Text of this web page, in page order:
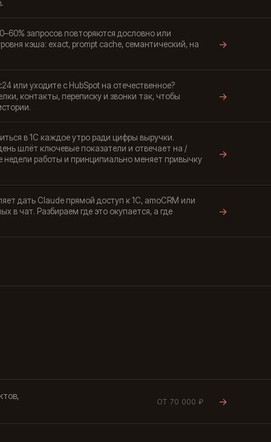
запросов повторяются дословно или
кэша: exact, prompt cache, семантический, на
→
или уходите с HubSpot на отечественное?
контакты, переписку и звонки так, чтобы
→
в 1С каждое утро ради цифры выручки.
шлёт ключевые показатели и отвечает на /
недели работы и принципиально меняет привычку
→
дать Claude прямой доступ к 1С, amoCRM или
в чат. Разбираем где это окупается, а где
→
ОТ 70 000 ₽ →